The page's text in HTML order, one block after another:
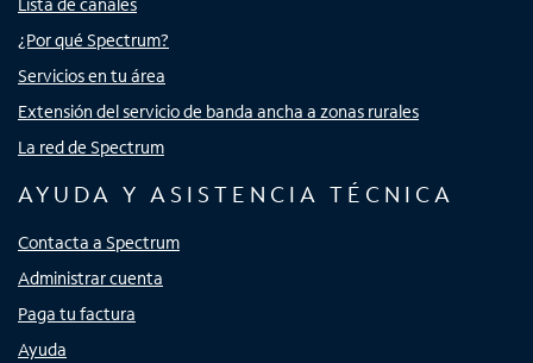
Lista de canales
¿Por qué Spectrum?
Servicios en tu área
Extensión del servicio de banda ancha a zonas rurales
La red de Spectrum
AYUDA Y ASISTENCIA TÉCNICA
Contacta a Spectrum
Administrar cuenta
Paga tu factura
Ayuda